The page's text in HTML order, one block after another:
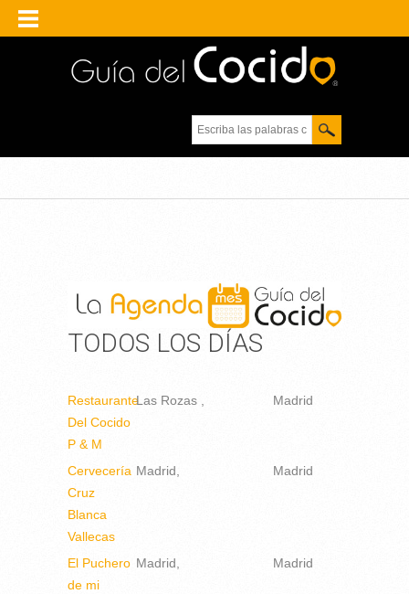
Escriba las palabras
clave.
TODOS LOS DÍAS
Restaurante
Del Cocido
P & M
Las Rozas Madrid
Cervecería
Cruz
Blanca
Vallecas
Madrid Madrid
El Puchero
de mi
Madrid Madrid